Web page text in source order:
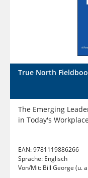
True North
The Emerging
in Today's
EAN:9781119886266
Sprache: Englisch
Von/Mit: Bill George (u.